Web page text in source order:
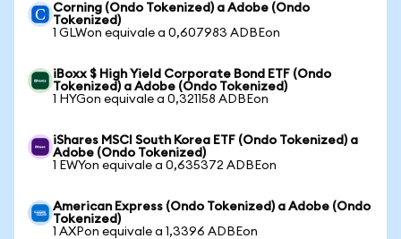
Corning (Ondo Tokenized) a Adobe (Ondo
Tokenized)
1 GLWon equivale a 0,607983 ADBEon
iBoxx $ High Yield Corporate Bond ETF (Ondo
Tokenized) a Adobe (Ondo Tokenized)
1 HYGon equivale a 0,321158 ADBEon
iShares MSCI South Korea ETF (Ondo Tokenized) a
Adobe (Ondo Tokenized)
1 EWYon equivale a 0,635372 ADBEon
American Express (Ondo Tokenized) a Adobe (Ondo
Tokenized)
1 AXPon equivale a 1,3396 ADBEon